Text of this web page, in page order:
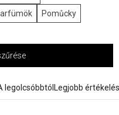
Pomůcky
legolcsóbbtól Legjobb értékelés